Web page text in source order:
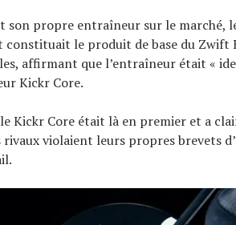
son propre entraîneur sur le marché,
constituait le produit de base du Zwift
affirmant que l’entraîneur était «
Kickr Core.
Kickr Core était là en premier et a
violaient leurs propres brevets